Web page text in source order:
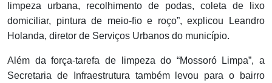
limpeza urbana, recolhimento de podas, coleta de lixo
domiciliar, pintura de meio-fio e roço”, explicou Leandro
Holanda, diretor de Serviços Urbanos do município.
Além da força-tarefa de limpeza do “Mossoró Limpa”, a
Secretaria de Infraestrutura também levou para o bairro